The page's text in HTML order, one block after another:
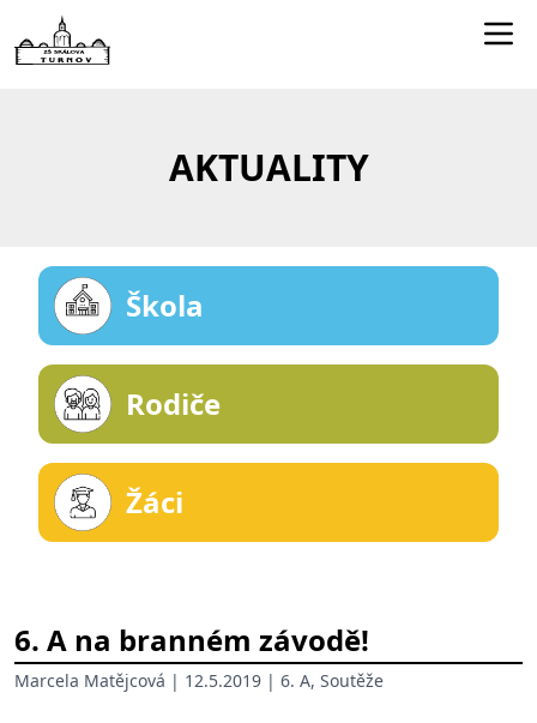
Kontakty
AKTUALITY
Škola
Rodiče
Žáci
6. A na branném závodě!
Marcela Matějcová | 12.5.2019 | 6. A, Soutěže